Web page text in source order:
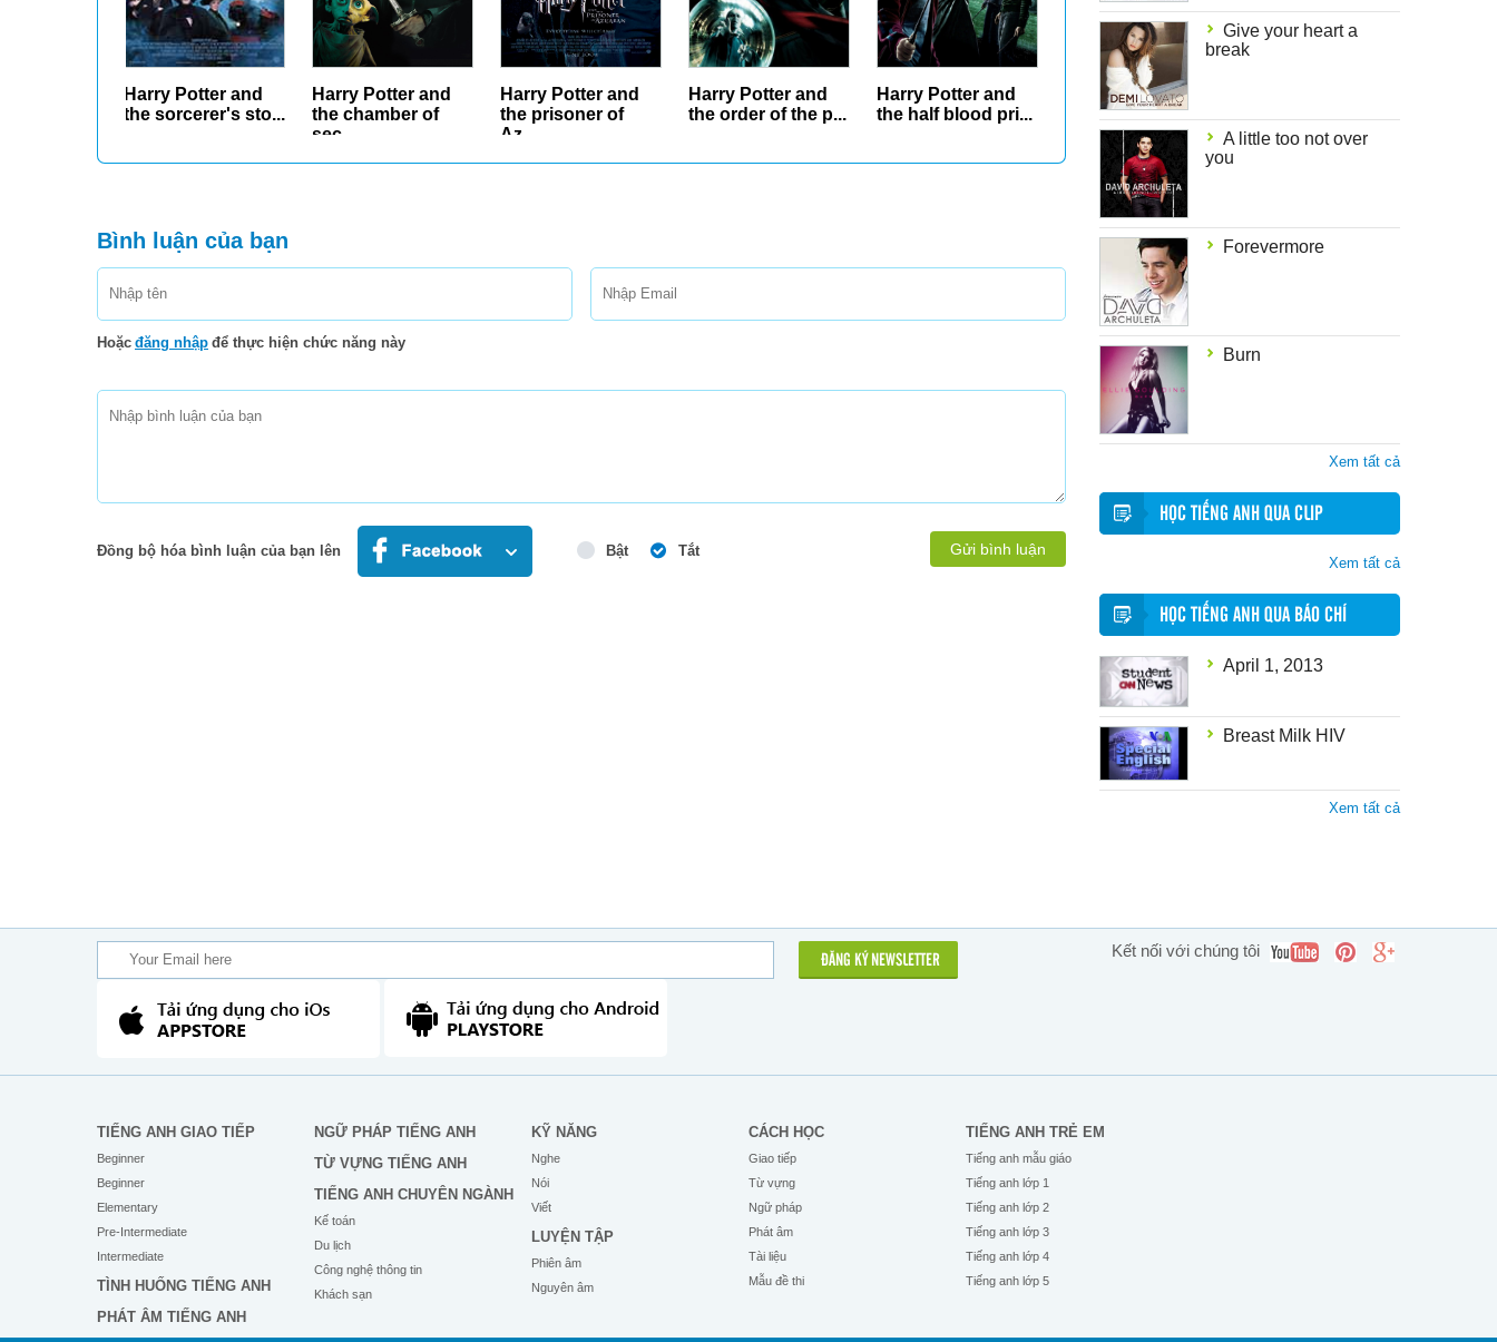
Harry Potter and
the chamber of
Harry Potter and
the prisoner of
Az...
Harry Potter and
the order of the p...
Harry Potter and
the half blood pri...
Harry Potter and
the deathly
Harry Potter and
the deathly
hallow...
Bình luận của bạn
Hoặc đăng nhập để thực hiện chức năng này
Đồng bộ hóa bình luận của bạn lên Bật Tắt Gửi bình luận
Give your heart a
break
A little too not over
you
Forevermore
Burn
Xem tất cả
HỌC TIẾNG ANH QUA CLIP
Xem tất cả
HỌC TIẾNG ANH QUA BÁO CHÍ
April 1, 2013
Breast Milk HIV
Xem tất cả
ĐĂNG KÝ NEWSLETTER
Kết nối với chúng tôi
TIẾNG ANH GIAO TIẾP
Beginner
Beginner
Elementary
Pre-Intermediate
Intermediate
TÌNH HUỐNG TIẾNG ANH
PHÁT ÂM TIẾNG ANH
NGỮ PHÁP TIẾNG ANH
TỪ VỰNG TIẾNG ANH
TIẾNG ANH CHUYÊN NGÀNH
Kế toán
Du lịch
Công nghệ thông tin
Khách sạn
KỸ NĂNG
Nghe
Nói
Viết
LUYỆN TẬP
Phiên âm
Nguyên âm
CÁCH HỌC
Giao tiếp
Từ vựng
Ngữ pháp
Phát âm
Tài liệu
Mẫu đề thi
TIẾNG ANH TRẺ EM
Tiếng anh mẫu giáo
Tiếng anh lớp 1
Tiếng anh lớp 2
Tiếng anh lớp 3
Tiếng anh lớp 4
Tiếng anh lớp 5